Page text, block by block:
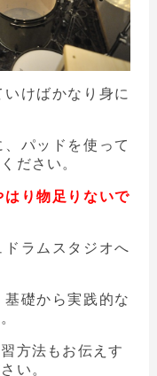
けばかなり身に
パッドを使って
ださい。
り物足りないで
ラムスタジオへ
礎から実践的な
方法もお伝えす
い。